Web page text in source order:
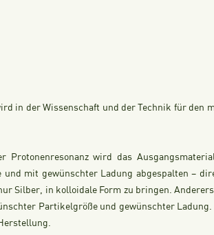
in der Wissenschaft und der Technik für den
wird das
mit gewünschter Ladung abgespalten –
Silber, in kolloidale Form zu bringen.
Partikelgröße und gewünschter